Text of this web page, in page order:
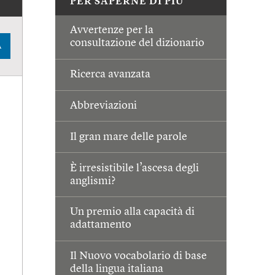
Avvertenze per la
consultazione del dizionario
Ricerca avanzata
Abbreviazioni
Il gran mare delle parole
È irresistibile l’ascesa degli
anglismi?
Un premio alla capacità di
adattamento
Il Nuovo vocabolario di base
della lingua italiana